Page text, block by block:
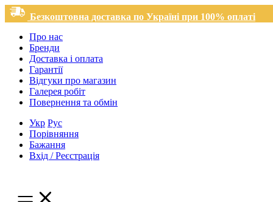
Безкоштовна доставка по Україні при 100% оплаті
Про нас
Бренди
Доставка і оплата
Гарантії
Відгуки про магазин
Галерея робіт
Повернення та обмін
Укр Рус
Порівняння
Бажання
Вхід / Реєстрація